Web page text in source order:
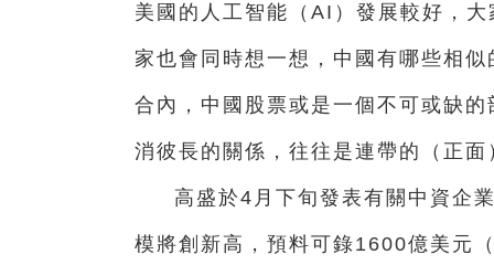
美國的人工智能（AI）發展較好，
家也會同時想一想，中國有哪些相
合內，中國股票或是一個不可或缺
消彼長的關係，往往是連帶的（正面
高盛於4月下旬發表有關中資企
模將創新高，預料可錄1600億美元